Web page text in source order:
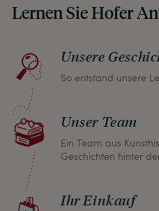
Sie, wenn unser Paket
müssen.
Sollten Sie aus
nicht zufrieden sein,
Kontakt auf und wir
gemeinsame Lösung.
Sie innerhalb von
zurückgeben und wir
Kaufpreis.
Lernen Sie Hofer
Unsere
So entstand unsere
Unser Team
Ein Team aus
Geschichten hinter
Ihr Einkauf